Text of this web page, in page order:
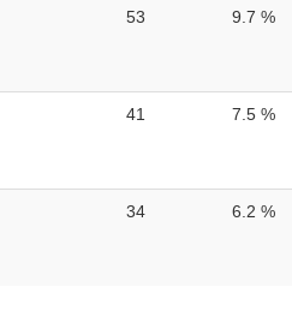
53 9.7 %
41 7.5 %
34 6.2 %